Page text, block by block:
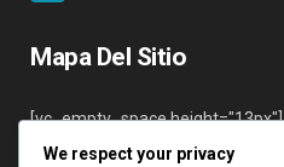
Mapa Del Sitio
[vc_empty_space height="13px"]
We respect your privacy